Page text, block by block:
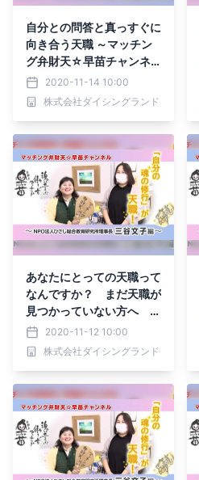
自分との問答と真っすぐに
向き合う天職 ～マッチン
グ弁財天☆早苗チャンネ
ル～ 素敵なＣＭ動画が完
成しました。どうぞご覧く
ださい。
2020-11-14 10:00
株式会社ダイシングランド
あなたにとっての天職って
なんですか？ まだ天職が
見つかっていない方へ ～
魂の喜ぶ天職とは～ for
YouTube
2020-11-12 10:00
株式会社ダイシングランド